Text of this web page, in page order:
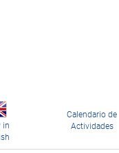
in
Calendario de
Actividades